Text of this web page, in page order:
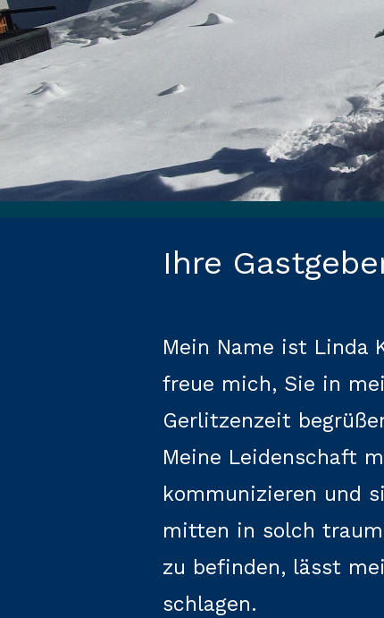
Ihre
Mein Name ist Linda
freue mich, Sie in
Gerlitzenzeit
Meine Leidenschaft
kommunizieren und
mitten in solch
zu befinden, lässt
schlagen.